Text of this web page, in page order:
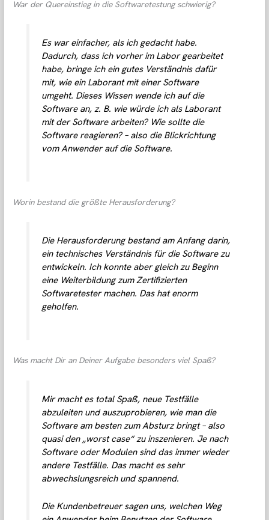
War der Quereinstieg in die Softwaretestung schwierig?
Es war einfacher, als ich gedacht habe.
Dadurch, dass ich vorher im Labor gearbeitet
habe, bringe ich ein gutes Verständnis dafür
mit, wie ein Laborant mit einer Software
umgeht. Dieses Wissen wende ich auf die
Software an, z. B. wie würde ich als Laborant
mit der Software arbeiten? Wie sollte die
Software reagieren? – also die Blickrichtung
vom Anwender auf die Software.
Worin bestand die größte Herausforderung?
Die Herausforderung bestand am Anfang darin,
ein technisches Verständnis für die Software zu
entwickeln. Ich konnte aber gleich zu Beginn
eine Weiterbildung zum Zertifizierten
Softwaretester machen. Das hat enorm
geholfen.
Was macht Dir an Deiner Aufgabe besonders viel Spaß?
Mir macht es total Spaß, neue Testfälle
abzuleiten und auszuprobieren, wie man die
Software am besten zum Absturz bringt – also
quasi den „worst case“ zu inszenieren. Je nach
Software oder Modulen sind das immer wieder
andere Testfälle. Das macht es sehr
abwechslungsreich und spannend.
Die Kundenbetreuer sagen uns, welchen Weg